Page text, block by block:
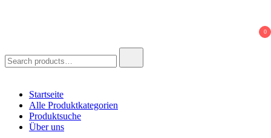
0
for:
Startseite
Alle Produktkategorien
Produktsuche
Über uns